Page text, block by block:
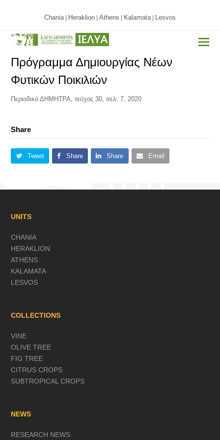
Chania| Heraklion Athens Kalamata| Lesvos
Πρόγραμμα Δημιουργίας Νέων
Φυτικών Ποικιλιών
Περιοδικό ΔΗΜΗΤΡΑ, τεύχος 30, σελ. 7, 2020
Share
Tweet Share Share Email
UNITS
CHANIA
HERAKLION
ATHENS
KALAMATA
LESVOS
COLLECTIONS
VINE
OLIVE TREE
FIG TREE
CITRUS CROPS
SUBTROPICAL CROPS
NEWS
RESEARCH NEWS